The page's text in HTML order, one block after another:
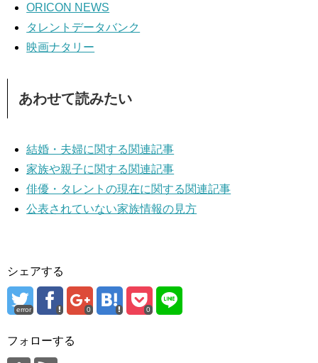
ORICON NEWS
タレントデータバンク
映画ナタリー
あわせて読みたい
結婚・夫婦に関する関連記事
家族や親子に関する関連記事
俳優・タレントの現在に関する関連記事
公表されていない家族情報の見方
シェアする
error 0 0
フォローする